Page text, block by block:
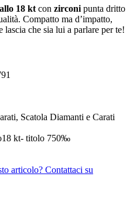
18 kt con zirconi punta dritto
Compatto ma d’impatto,
lascia che sia lui a parlare per te!
Scatola Diamanti e Carati
kt- titolo 750‰
articolo? Contattaci su